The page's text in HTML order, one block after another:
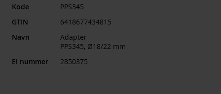
Kode
PPS345
GTIN
6418677434815
Navn
Adapter
PPS345, Ø18/22 mm
El nummer
2850375